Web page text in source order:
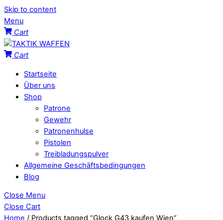
Skip to content
Menu
Cart
Cart
Startseite
Über uns
Shop
Patrone
Gewehr
Patronenhulse
Pistolen
Treibladungspulver
Allgemeine Geschäftsbedingungen
Blog
Close Menu
Close Cart
Home / Products tagged “Glock G43 kaufen Wien”